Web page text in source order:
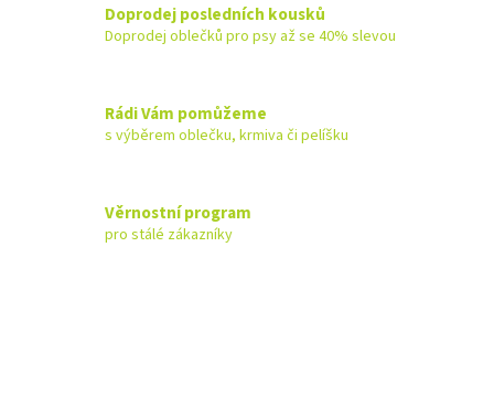
Doprodej posledních kousků
Doprodej oblečků pro psy až se 40% slevou
Rádi Vám pomůžeme
s výběrem oblečku, krmiva či pelíšku
Věrnostní program
pro stálé zákazníky